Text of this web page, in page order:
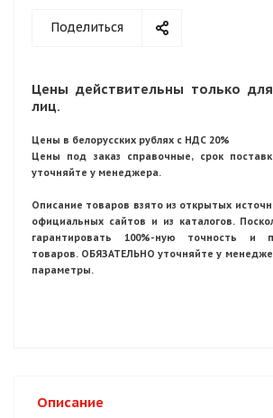
Поделиться
Цены действительны только
лиц.
Цены в белорусских рублях с НДС 20%
Цены под заказ справочные, срок
уточняйте у менеджера.
Описание товаров взято из открытых
официальных сайтов и из каталогов.
гарантировать 100%-ную точность и
товаров. ОБЯЗАТЕЛЬНО уточняйте у
параметры.
Описание